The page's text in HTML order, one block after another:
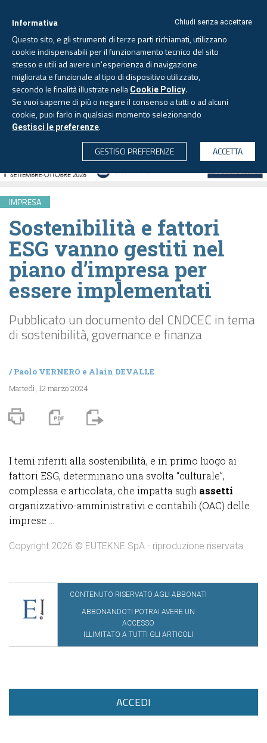
CERCA
Domenica, 9 agosto 2026
IMPRESA
Sostenibilità e fattori
ESG vanno gestiti nel
piano d’impresa per
essere implementati
Pubblicato un documento del CNDCEC in tema
di sostenibilità, governance e finanza
/Paolo VERNERO e Alain DEVALLE
Martedì, 12 marzo 2024
I temi riferiti alla sostenibilità, e in primo luogo ai
fattori ESG, determinano una svolta “culturale”,
complessa e articolata, che impatta sugli assetti
organizzativo-amministrativi e contabili (OAC) delle
imprese ...
Copyright 2026 © EUTEKNE SpA - riproduzione riservata
CONTENUTO RISERVATO AGLI ABBONATI
ABBONANDOTI POTRAI AVERE UN
ACCESSO
ILLIMITATO A TUTTI GLI ARTICOLI
ACCEDI
Chiudi senza accettare
Informativa
Questo sito, e gli strumenti di terze parti richiamati, utilizzano
cookie indispensabili per il funzionamento tecnico del sito
stesso e utili ad avere un'esperienza di navigazione
migliorata e funzionale al tipo di dispositivo utilizzato,
secondo le finalità illustrate nella Cookie Policy.
Se vuoi saperne di più o negare il consenso a tutti o ad alcuni
cookie, puoi farlo in qualsiasi momento selezionando
Gestisci le preferenze.
GESTISCI PREFERENZE
ACCETTA